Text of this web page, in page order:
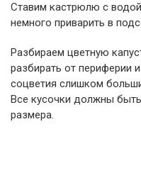
Ставим кастрюлю с
немного приварить в
Разбираем цветную
разбирать от периферии
соцветия слишком
Все кусочки должны
размера.